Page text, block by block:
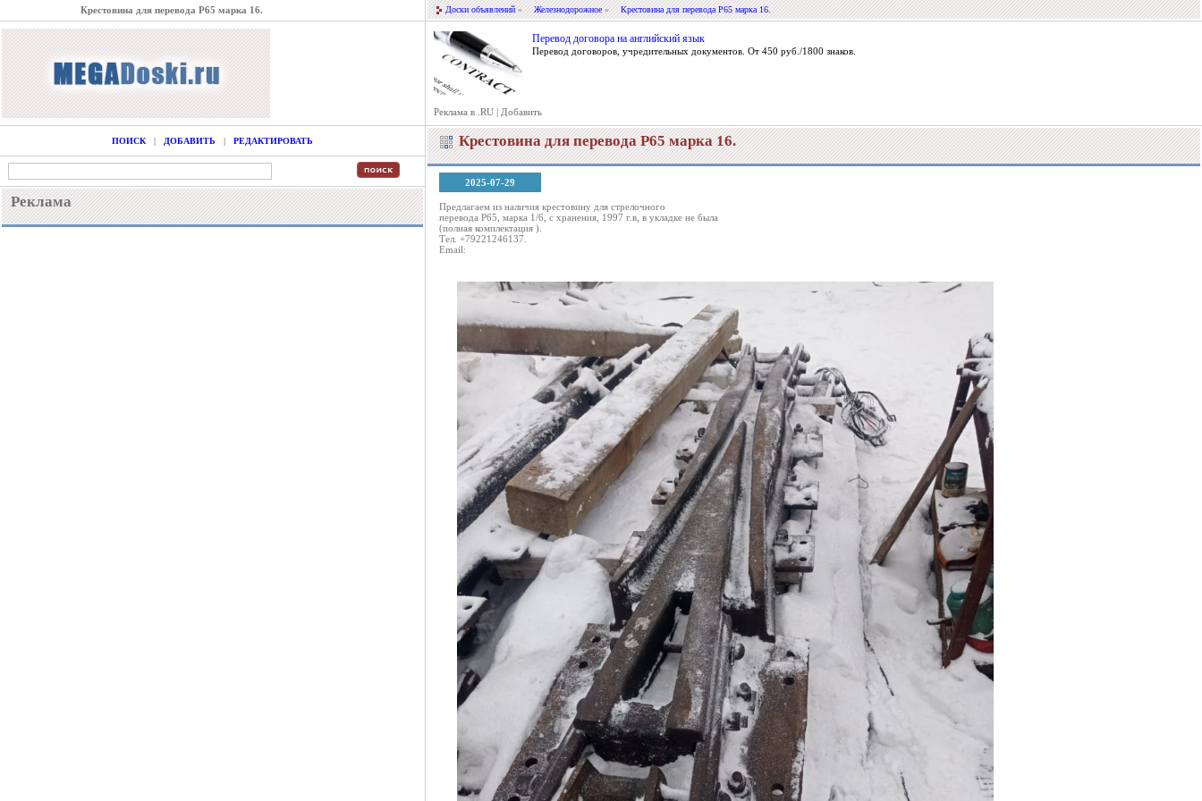
Крестовина для перевода Р65 марка 16. Доски объявлений» Железнодорожное» Крестовина для перевода Р65 марка 16.
Перевод договора на английский язык
Перевод договоров, учредительных документов. От 450 руб./1800 знаков.
Реклама в .RU | Добавить
ПОИСК | ДОБАВИТЬ | РЕДАКТИРОВАТЬ
Реклама
Крестовина для перевода Р65 марка 16.
2025-07-29
Предлагаем из наличия крестовину для стрелочного
перевода Р65, марка 1/6, с хранения, 1997 г.в, в укладке не была
(полная комплектация ).
Тел. +79221246137.
Email: